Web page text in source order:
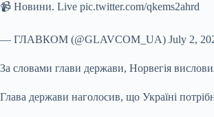
📹 Новини. Live pic.twitter.com/qkems2ahrd
— ГЛАВКОМ (@GLAVCOM_UA) July 2,
За словами глави держави, Норвегія
Глава держави наголосив, що Україні